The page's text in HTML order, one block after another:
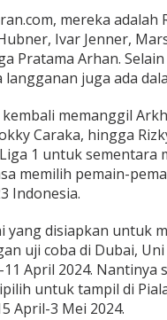
i
L
a
u
k
n
T
C
-
3
I
n
mereka adalah
Ivar Jenner,
Pratama Arhan.
langganan juga ada
memanggil
Caraka, hingga
1 untuk sementara
memilih pemain-
Indonesia.
yang disiapkan untuk
uji coba di Dubai,
April 2024. Nantinya
untuk tampil di
April-3 Mei 2024.